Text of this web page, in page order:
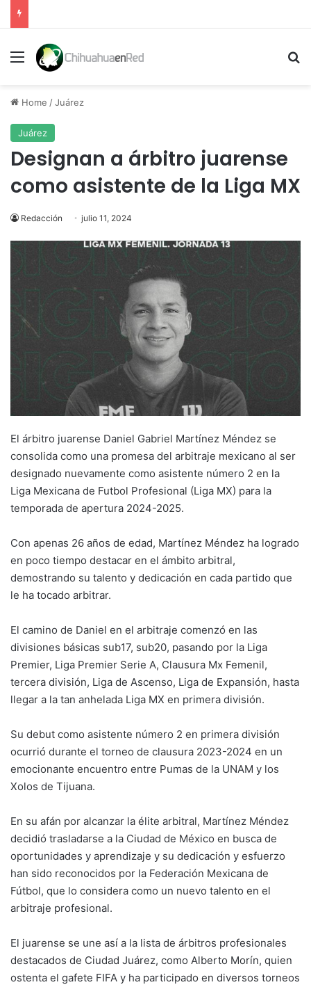
Menu
Home /Juárez
Juárez
Designan a árbitro juarense
como asistente de la Liga MX
Redacción julio 11, 2024
El árbitro juarense Daniel Gabriel Martínez Méndez se
consolida como una promesa del arbitraje mexicano al ser
designado nuevamente como asistente número 2 en la
Liga Mexicana de Futbol Profesional (Liga MX) para la
temporada de apertura 2024-2025.
Con apenas 26 años de edad, Martínez Méndez ha logrado
en poco tiempo destacar en el ámbito arbitral,
demostrando su talento y dedicación en cada partido que
le ha tocado arbitrar.
El camino de Daniel en el arbitraje comenzó en las
divisiones básicas sub17, sub20, pasando por la Liga
Premier, Liga Premier Serie A, Clausura Mx Femenil,
tercera división, Liga de Ascenso, Liga de Expansión, hasta
llegar a la tan anhelada Liga MX en primera división.
Su debut como asistente número 2 en primera división
ocurrió durante el torneo de clausura 2023-2024 en un
emocionante encuentro entre Pumas de la UNAM y los
Xolos de Tijuana.
En su afán por alcanzar la élite arbitral, Martínez Méndez
decidió trasladarse a la Ciudad de México en busca de
oportunidades y aprendizaje y su dedicación y esfuerzo
han sido reconocidos por la Federación Mexicana de
Fútbol, que lo considera como un nuevo talento en el
arbitraje profesional.
El juarense se une así a la lista de árbitros profesionales
destacados de Ciudad Juárez, como Alberto Morín, quien
ostenta el gafete FIFA y ha participado en diversos torneos